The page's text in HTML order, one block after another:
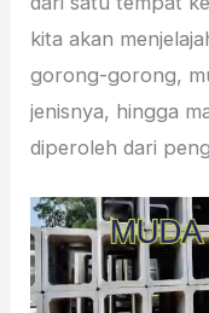
kita akan
gorong-gorong,
jenisnya, hingga
diperoleh dari